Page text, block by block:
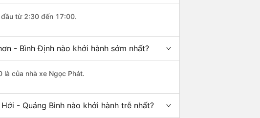
từ 2:30 đến 17:00.
- Bình Định nào khởi hành sớm nhất?
của nhà xe Ngọc Phát.
- Quảng Bình nào khởi hành trễ nhất?